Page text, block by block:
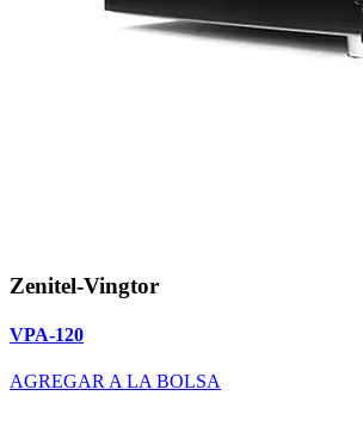
Zenitel-Vingtor
VPA-120
AGREGAR A LA BOLSA